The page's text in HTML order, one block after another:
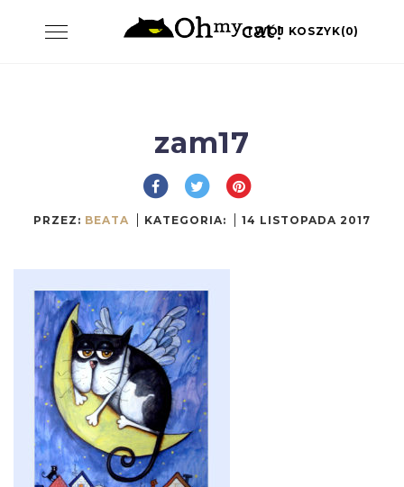
Toggle TWÓJ KOSZYK(0)
zam17
PRZEZ: BEATA KATEGORIA: 14 LISTOPADA 2017